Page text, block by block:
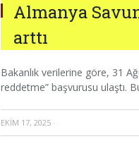
Almanya
arttı
Bakanlık verilerine göre, 31
reddetme” başvurusu ulaştı.
EKIM 17, 2025 ·